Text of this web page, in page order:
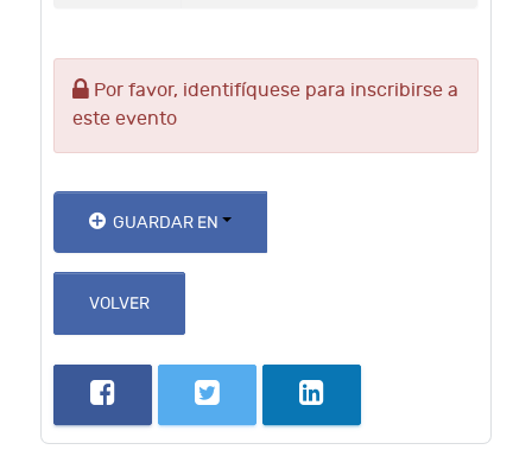
Por favor, identifíquese para inscribirse a
este evento
GUARDAR EN
VOLVER